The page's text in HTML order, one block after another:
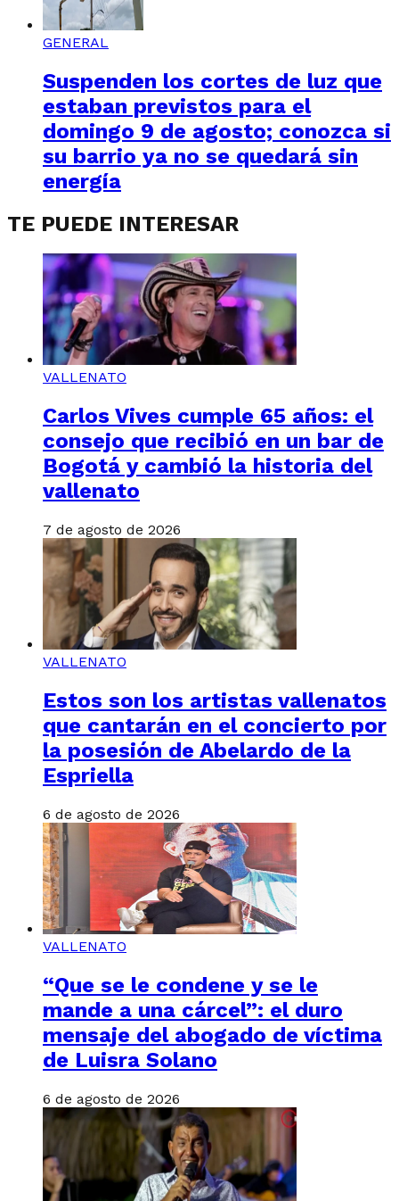
GENERAL
Suspenden los cortes de luz que
estaban previstos para el
domingo 9 de agosto; conozca si
su barrio ya no se quedará sin
energía
TE PUEDE INTERESAR
VALLENATO
Carlos Vives cumple 65 años: el
consejo que recibió en un bar de
Bogotá y cambió la historia del
vallenato
7 de agosto de 2026
VALLENATO
Estos son los artistas vallenatos
que cantarán en el concierto por
la posesión de Abelardo de la
Espriella
6 de agosto de 2026
VALLENATO
“Que se le condene y se le
mande a una cárcel”: el duro
mensaje del abogado de víctima
de Luisra Solano
6 de agosto de 2026